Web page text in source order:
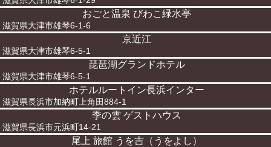
おごと温泉 びわこ緑水亭
滋賀県大津市雄琴6-1-6
京近江
滋賀県大津市雄琴6-5-1
琵琶湖グランドホテル
滋賀県大津市雄琴6-5-1
ホテルルートイン長浜インター
滋賀県長浜市加納町上角田884-1
季の雲 ゲストハウス
滋賀県長浜市元浜町14-21
尾上 旅館 うを吉（うをよし）